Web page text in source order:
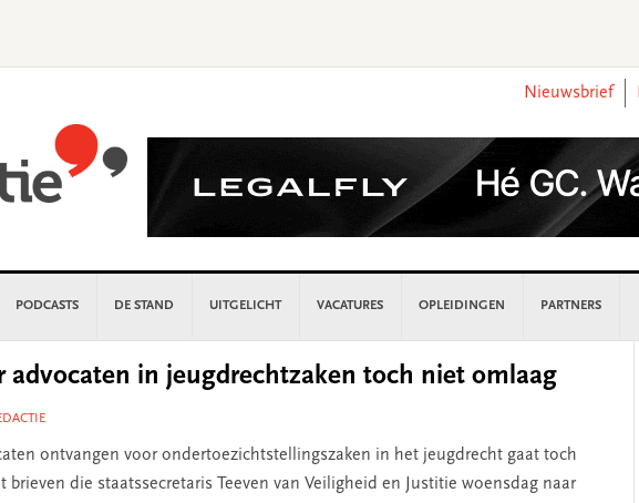
Nieuwsbrief
PODCASTS DE STAND UITGELICHT VACATURES OPLEIDINGEN PARTNERS
advocaten in jeugdrechtzaken toch niet omlaag
ontvangen voor ondertoezichtstellingszaken in het jeugdrecht gaat toch
die staatssecretaris Teeven van Veiligheid en Justitie woensdag naar